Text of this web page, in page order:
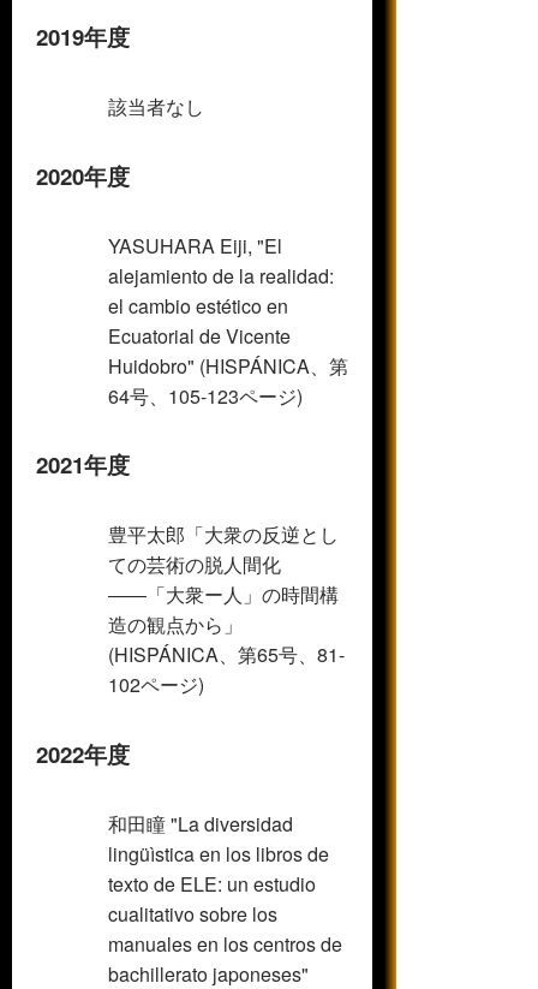
2019年度
該当者なし
2020年度
YASUHARA Eiji, "El
alejamiento de la realidad:
el cambio estético en
Ecuatorial de Vicente
Huidobro" (HISPÁNICA、第
64号、105-123ページ)
2021年度
豊平太郎「大衆の反逆とし
ての芸術の脱人間化
――「大衆ー人」の時間構
造の観点から」
(HISPÁNICA、第65号、81-
102ページ)
2022年度
和田瞳 "La diversidad
lingüìstica en los libros de
texto de ELE: un estudio
cualitativo sobre los
manuales en los centros de
bachillerato japoneses"